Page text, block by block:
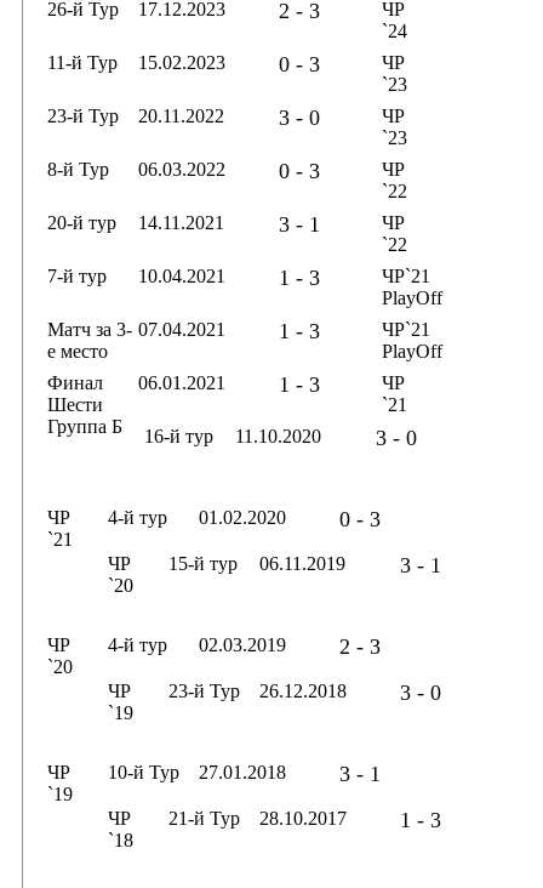
26-й Тур
17.12.2023 2 - 3
ЧР
`24
11-й Тур
15.02.2023 0 - 3
ЧР
`23
23-й Тур
20.11.2022 3 - 0
ЧР
`23
8-й Тур
06.03.2022 0 - 3
ЧР
`22
20-й тур
14.11.2021 3 - 1
ЧР
`22
7-й тур
10.04.2021 1 - 3
ЧР`21
PlayOff
Матч за 3-
е место
07.04.2021 1 - 3
ЧР`21
PlayOff
Финал
Шести
Группа Б
06.01.2021 1 - 3
ЧР
`21
16-й тур
11.10.2020 3 - 0
ЧР
`21
4-й тур 01.02.2020 0 - 3
ЧР
`20
15-й тур 06.11.2019 3 - 1
ЧР
`20
4-й тур 02.03.2019 2 - 3
ЧР
`19
23-й Тур 26.12.2018 3 - 0
ЧР
`19
10-й Тур 27.01.2018 3 - 1
ЧР
`18
21-й Тур 28.10.2017 1 - 3